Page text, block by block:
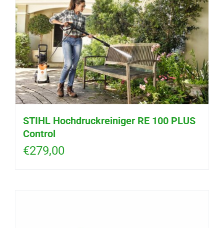
STIHL Hochdruckreiniger RE 100 PLUS
Control
€279,00